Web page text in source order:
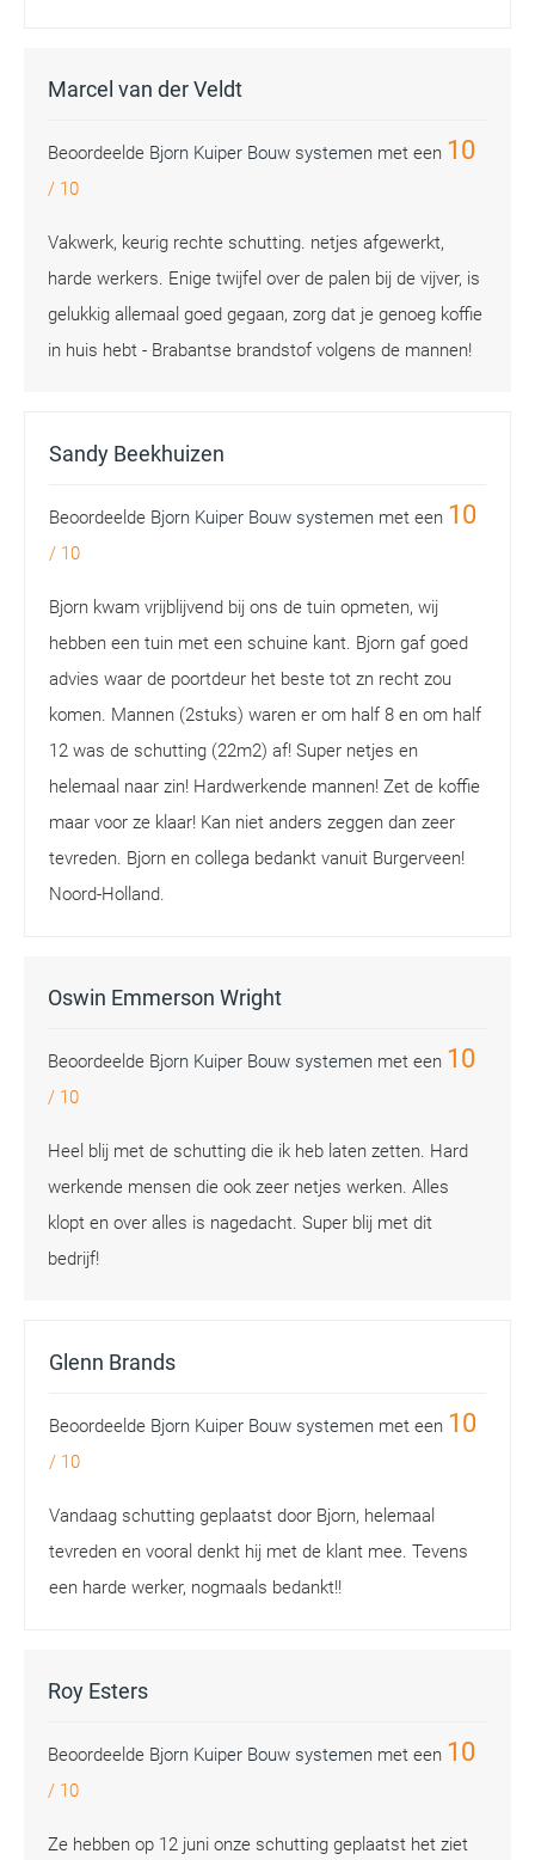
Marcel van der Veldt
Beoordeelde Bjorn Kuiper Bouw systemen met een 10
/ 10
Vakwerk, keurig rechte schutting. netjes afgewerkt,
harde werkers. Enige twijfel over de palen bij de vijver, is
gelukkig allemaal goed gegaan, zorg dat je genoeg koffie
in huis hebt - Brabantse brandstof volgens de mannen!
Sandy Beekhuizen
Beoordeelde Bjorn Kuiper Bouw systemen met een 10
/ 10
Bjorn kwam vrijblijvend bij ons de tuin opmeten, wij
hebben een tuin met een schuine kant. Bjorn gaf goed
advies waar de poortdeur het beste tot zn recht zou
komen. Mannen (2stuks) waren er om half 8 en om half
12 was de schutting (22m2) af! Super netjes en
helemaal naar zin! Hardwerkende mannen! Zet de koffie
maar voor ze klaar! Kan niet anders zeggen dan zeer
tevreden. Bjorn en collega bedankt vanuit Burgerveen!
Noord-Holland.
Oswin Emmerson Wright
Beoordeelde Bjorn Kuiper Bouw systemen met een 10
/ 10
Heel blij met de schutting die ik heb laten zetten. Hard
werkende mensen die ook zeer netjes werken. Alles
klopt en over alles is nagedacht. Super blij met dit
bedrijf!
Glenn Brands
Beoordeelde Bjorn Kuiper Bouw systemen met een 10
/ 10
Vandaag schutting geplaatst door Bjorn, helemaal
tevreden en vooral denkt hij met de klant mee. Tevens
een harde werker, nogmaals bedankt!!
Roy Esters
Beoordeelde Bjorn Kuiper Bouw systemen met een 10
/ 10
Ze hebben op 12 juni onze schutting geplaatst het ziet